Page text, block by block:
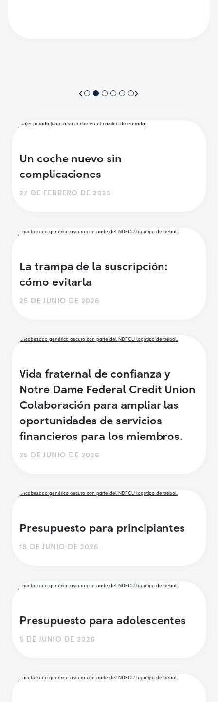
Un coche nuevo sin
complicaciones
27 DE FEBRERO DE 2023
La trampa de la suscripción:
cómo evitarla
25 DE JUNIO DE 2026
Vida fraternal de confianza y
Notre Dame Federal Credit Union
Colaboración para ampliar las
oportunidades de servicios
financieros para los miembros.
25 DE JUNIO DE 2026
Presupuesto para principiantes
18 DE JUNIO DE 2026
Presupuesto para adolescentes
5 DE JUNIO DE 2026